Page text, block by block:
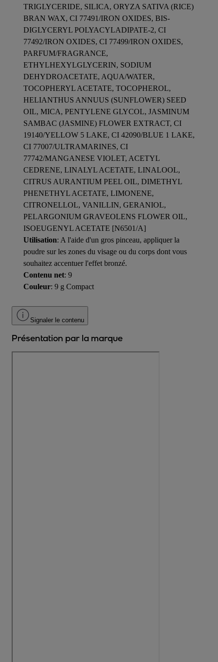
TRIGLYCERIDE, SILICA, ORYZA SATIVA (RICE)
BRAN WAX, CI 77491/IRON OXIDES, BIS-
DIGLYCERYL POLYACYLADIPATE-2, CI
77492/IRON OXIDES, CI 77499/IRON OXIDES,
PARFUM/FRAGRANCE,
ETHYLHEXYLGLYCERIN, SODIUM
DEHYDROACETATE, AQUA/WATER,
TOCOPHERYL ACETATE, TOCOPHEROL,
HELIANTHUS ANNUUS (SUNFLOWER) SEED
OIL, MICA, PENTYLENE GLYCOL, JASMINUM
SAMBAC (JASMINE) FLOWER EXTRACT, CI
19140/YELLOW 5 LAKE, CI 42090/BLUE 1 LAKE,
CI 77007/ULTRAMARINES, CI
77742/MANGANESE VIOLET, ACETYL
CEDRENE, LINALYL ACETATE, LINALOOL,
CITRUS AURANTIUM PEEL OIL, DIMETHYL
PHENETHYL ACETATE, LIMONENE,
CITRONELLOL, VANILLIN, GERANIOL,
PELARGONIUM GRAVEOLENS FLOWER OIL,
ISOEUGENYL ACETATE [N6501/A]
Utilisation: A l'aide d'un gros pinceau, appliquer la
poudre sur les zones du visage ou du corps dont vous
souhaitez accentuer l'effet bronzé.
Contenu net: 9
Couleur: 9 g Compact
Signaler le contenu
Présentation par la marque